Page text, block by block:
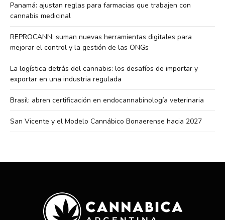
Panamá: ajustan reglas para farmacias que trabajen con
cannabis medicinal
REPROCANN: suman nuevas herramientas digitales para
mejorar el control y la gestión de las ONGs
La logística detrás del cannabis: los desafíos de importar y
exportar en una industria regulada
Brasil: abren certificación en endocannabinología veterinaria
San Vicente y el Modelo Cannábico Bonaerense hacia 2027